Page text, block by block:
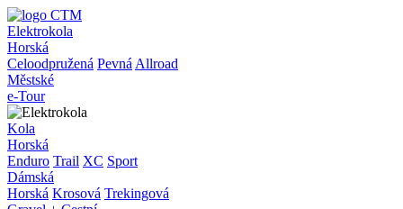
Elektrokola
Horská
Celoodpružená Pevná Allroad
Městské
e-Tour
Kola
Horská
Enduro Trail XC Sport
Dámská
Horská Krosová Trekingová